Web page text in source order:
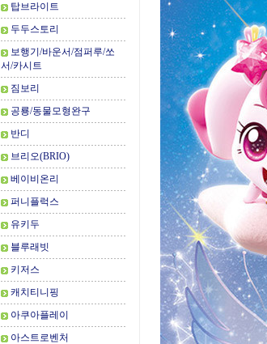
탑브라이트
두두스토리
보행기/바운서/점퍼루/쏘
서/카시트
짐보리
공룡/동물모형완구
반디
브리오(BRIO)
베이비온리
퍼니플럭스
유키두
블루래빗
키저스
캐치티니핑
아쿠아플레이
아스트로벤처